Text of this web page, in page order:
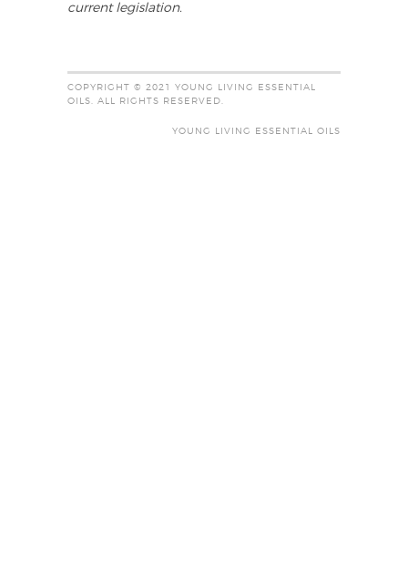
current legislation.
COPYRIGHT © 2021 YOUNG LIVING ESSENTIAL
OILS. ALL RIGHTS RESERVED.
YOUNG LIVING ESSENTIAL OILS